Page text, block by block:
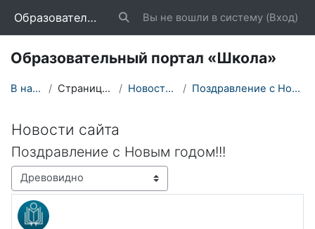
Образовательный портал «Школа» Изменить данные поисковой строки
Вы не вошли в систему (Вход)
Образовательный портал «Школа»
В начало Страницы сайта Новости сайта Поздравление с Новым годом!!!
Новости сайта
Поздравление с Новым годом!!!
Режим отображения